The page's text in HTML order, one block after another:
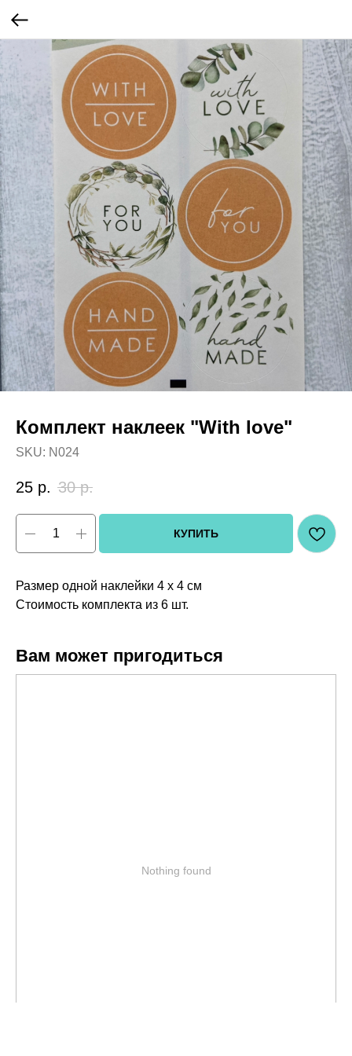
Комплект наклеек "With love"
SKU: N024
25 р. 30 р.
КУПИТЬ
Размер одной наклейки 4 х 4 см
Стоимость комплекта из 6 шт.
Вам может пригодиться
Nothing found